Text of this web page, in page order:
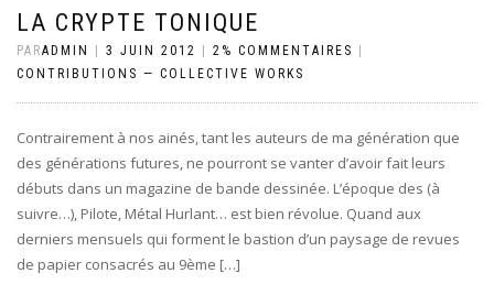
LA CRYPTE TONIQUE
PARADMIN 3 JUIN 2012 2% COMMENTAIRES
CONTRIBUTIONS — COLLECTIVE WORKS
Contrairement à nos ainés, tant les auteurs de ma génération que
des générations futures, ne pourront se vanter d’avoir fait leurs
débuts dans un magazine de bande dessinée. L’époque des (à
suivre…), Pilote, Métal Hurlant… est bien révolue. Quand aux
derniers mensuels qui forment le bastion d’un paysage de revues
de papier consacrés au 9ème […]